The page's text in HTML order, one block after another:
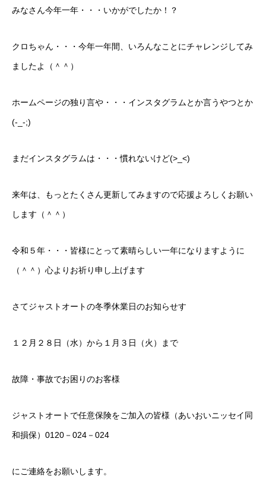
部品の取り付け
おすすめ
部品の取り付け
オイル交換
ジャストオートのカーリース
よくある質問
ご挨拶
沿革
みなさん今年一年・・・いかがでしたか！？
クロちゃん・・・今年一年間、いろんなことにチャレンジしてみ
ましたよ（＾＾）
ホームページの独り言や・・・インスタグラムとか言うやつとか
(-_-;)
まだインスタグラムは・・・慣れないけど(>_<)
来年は、もっとたくさん更新してみますので応援よろしくお願い
します（＾＾）
令和５年・・・皆様にとって素晴らしい一年になりますように
（＾＾）心よりお祈り申し上げます
さてジャストオートの冬季休業日のお知らせす
１２月２８日（水）から１月３日（火）まで
故障・事故でお困りのお客様
ジャストオートで任意保険をご加入の皆様（あいおいニッセイ同
和損保）0120－024－024
にご連絡をお願いします。